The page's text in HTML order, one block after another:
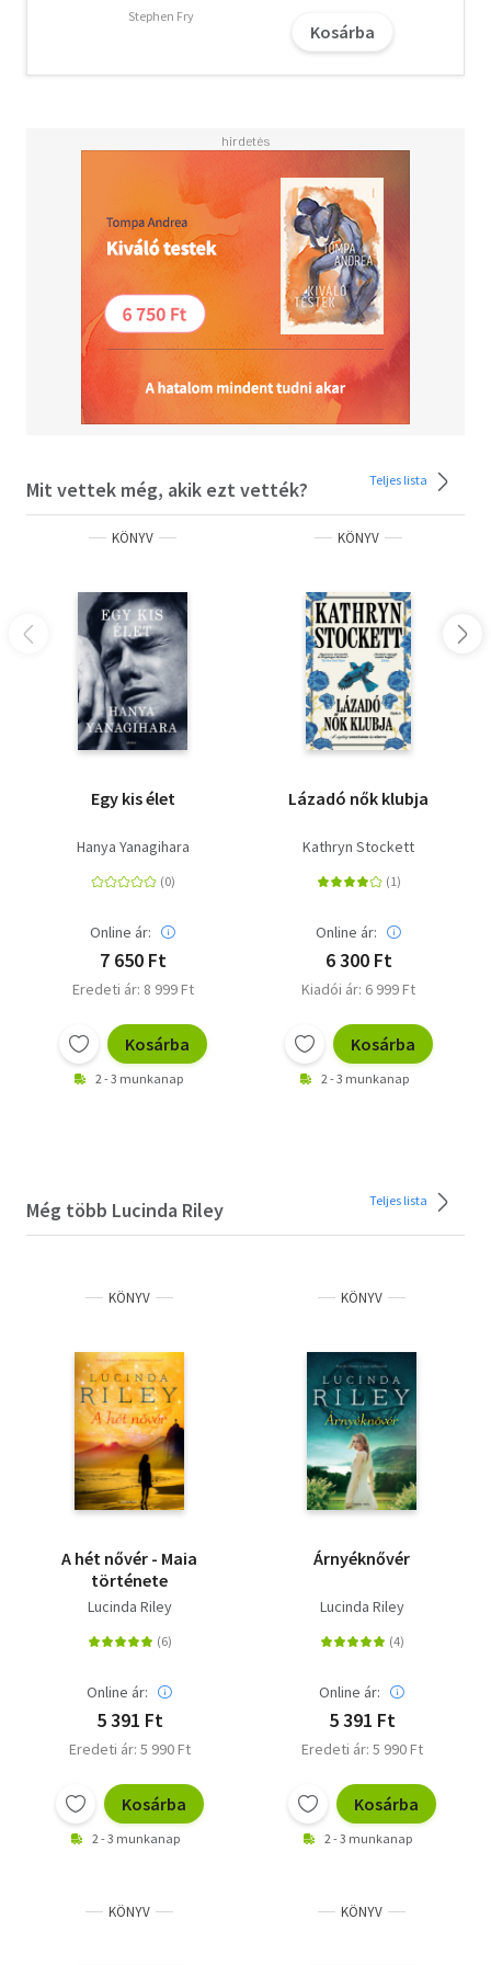
sarkából kifordító, váratlan felfedezések várnak még rá
meséli el. A letehetetlen családregény főszereplője
választ, hanem azzal is szembesül, hogy az erő nem
minden, és hogy élete tragédiái közepette is
beteljesedhet a sorsa.
Olvasd el mások véleményét is!
Stephen Fry
Kosárba
Mit vettek még, akik ezt vették? Teljes lista
KÖNYV
Egy kis élet
Hanya Yanagihara
Online ár:
7 650 Ft
Eredeti ár: 8 999 Ft
Kosárba
2 - 3 munkanap
KÖNYV
Lázadó nők klubja
Kathryn Stockett
Online ár:
6 300 Ft
Kiadói ár: 6 999 Ft
Kosárba
2 - 3 munkanap
Még több Lucinda Riley Teljes lista
KÖNYV
A hét nővér - Maia
története
Lucinda Riley
Online ár:
5 391 Ft
Eredeti ár: 5 990 Ft
Kosárba
2 - 3 munkanap
KÖNYV
Árnyéknővér
Lucinda Riley
Online ár:
5 391 Ft
Eredeti ár: 5 990 Ft
Kosárba
2 - 3 munkanap
KÖNYV KÖNYV